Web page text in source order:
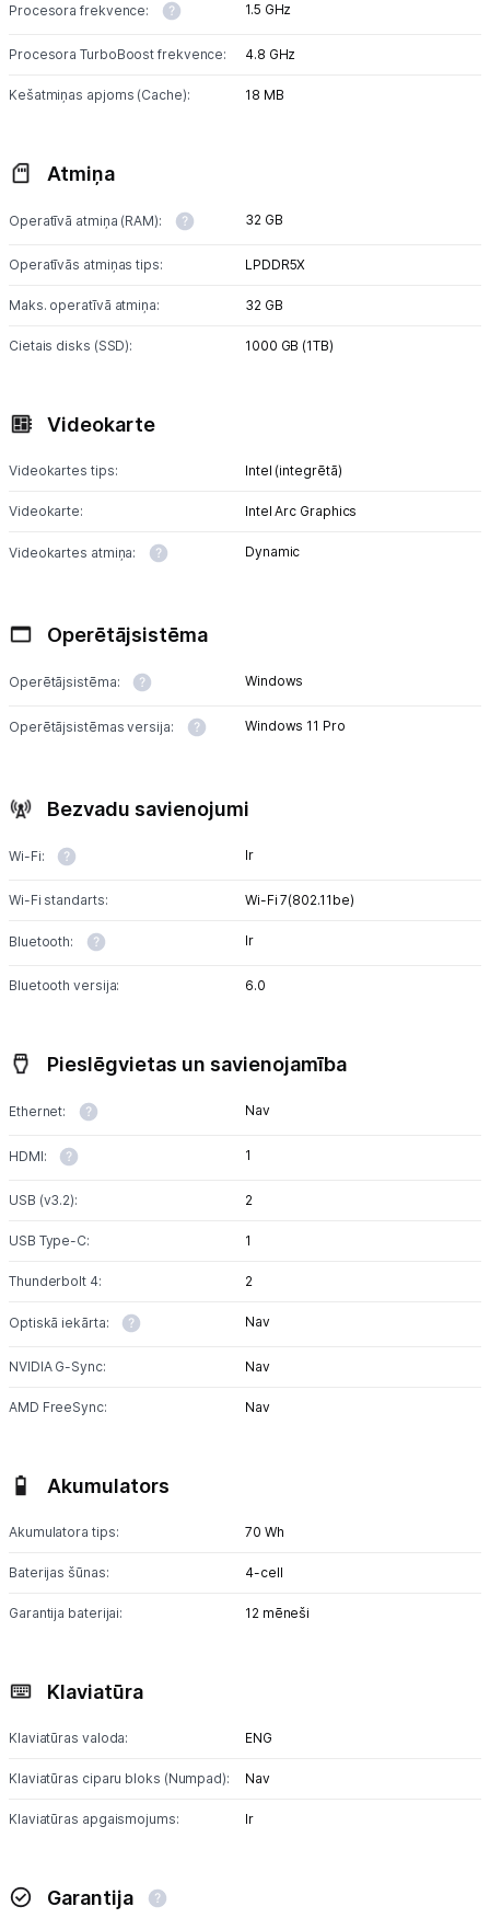
Procesora frekvence: 1.5 GHz
Procesora TurboBoost frekvence: 4.8 GHz
Kešatmiņas apjoms (Cache): 18 MB
Atmiņa
Operatīvā atmiņa (RAM): 32 GB
Operatīvās atmiņas tips: LPDDR5X
Maks. operatīvā atmiņa: 32 GB
Cietais disks (SSD): 1000 GB (1TB)
Videokarte
Videokartes tips: Intel (integrētā)
Videokarte: Intel Arc Graphics
Videokartes atmiņa: Dynamic
Operētājsistēma
Operētājsistēma: Windows
Operētājsistēmas versija: Windows 11 Pro
Bezvadu savienojumi
Wi-Fi: Ir
Wi-Fi standarts: Wi-Fi 7(802.11be)
Bluetooth: Ir
Bluetooth versija: 6.0
Pieslēgvietas un savienojamība
Ethernet: Nav
HDMI: 1
USB (v3.2): 2
USB Type-C: 1
Thunderbolt 4: 2
Optiskā iekārta: Nav
NVIDIA G-Sync: Nav
AMD FreeSync: Nav
Akumulators
Akumulatora tips: 70 Wh
Baterijas šūnas: 4-cell
Garantija baterijai: 12 mēneši
Klaviatūra
Klaviatūras valoda: ENG
Klaviatūras ciparu bloks (Numpad): Nav
Klaviatūras apgaismojums: Ir
Garantija